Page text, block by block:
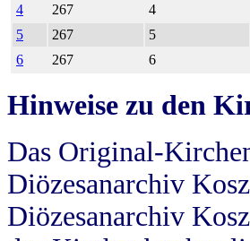
4
267 4
5
267 5
6
267 6
Hinweise zu den
Das Original-
Diözesanarchiv
Diözesanarchiv